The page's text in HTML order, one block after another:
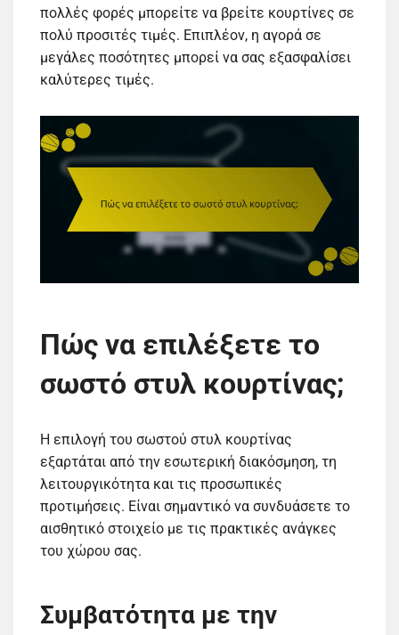
πολλές φορές μπορείτε να βρείτε κουρτίνες σε
πολύ προσιτές τιμές. Επιπλέον, η αγορά σε
μεγάλες ποσότητες μπορεί να σας εξασφαλίσει
καλύτερες τιμές.
Πώς να επιλέξετε το
σωστό στυλ κουρτίνας;
Η επιλογή του σωστού στυλ κουρτίνας
εξαρτάται από την εσωτερική διακόσμηση, τη
λειτουργικότητα και τις προσωπικές
προτιμήσεις. Είναι σημαντικό να συνδυάσετε το
αισθητικό στοιχείο με τις πρακτικές ανάγκες
του χώρου σας.
Συμβατότητα με την